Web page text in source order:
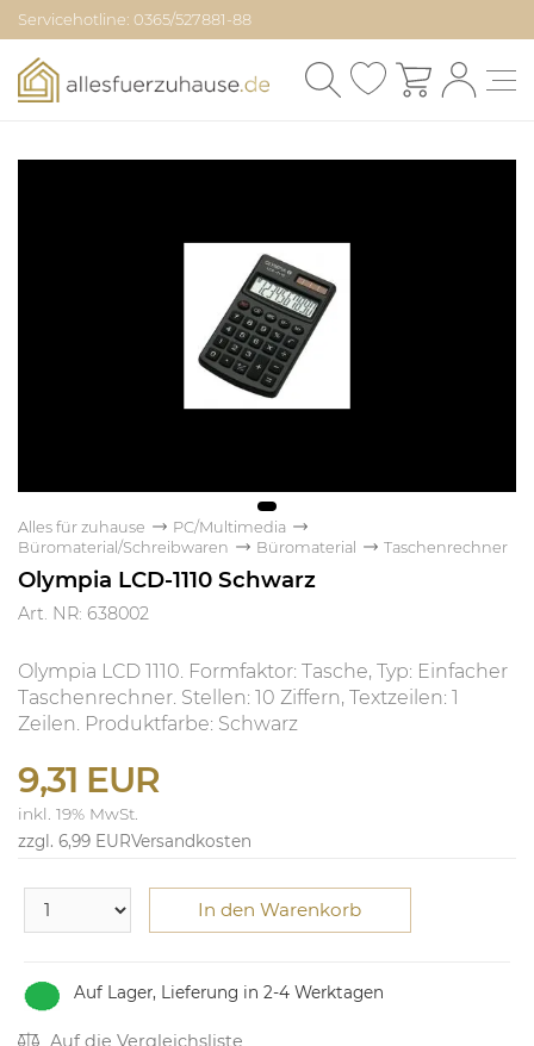
Servicehotline: 0365/527881-88
Alles für zuhause
PC/Multimedia
Büromaterial/Schreibwaren
Büromaterial Taschenrechner
Olympia LCD-1110 Schwarz
Art. NR: 638002
Olympia LCD 1110. Formfaktor: Tasche, Typ: Einfacher
Taschenrechner. Stellen: 10 Ziffern, Textzeilen: 1
Zeilen. Produktfarbe: Schwarz
9,31 EUR
inkl. 19% MwSt.
zzgl. 6,99 EURVersandkosten
Auf Lager, Lieferung in 2-4 Werktagen
In den Warenkorb
Auf die Vergleichsliste